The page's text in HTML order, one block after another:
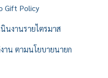
Gift Policy
นงานรายไตรมาส
าน ตามนโยบายนายก